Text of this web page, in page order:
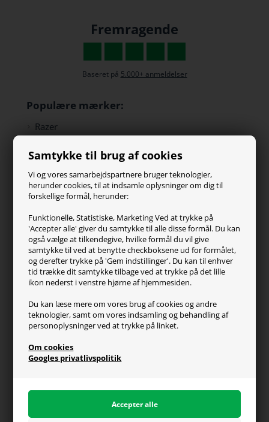
Samtykke til brug af cookies
Vi og vores samarbejdspartnere bruger teknologier,
herunder cookies, til at indsamle oplysninger om dig til
forskellige formål, herunder:
Funktionelle, Statistiske, Marketing Ved at trykke på
'Accepter alle' giver du samtykke til alle disse formål. Du kan
også vælge at tilkendegive, hvilke formål du vil give
samtykke til ved at benytte checkboksene ud for formålet,
og derefter trykke på 'Gem indstillinger'. Du kan til enhver
tid trække dit samtykke tilbage ved at trykke på det lille
ikon nederst i venstre hjørne af hjemmesiden.
Du kan læse mere om vores brug af cookies og andre
teknologier, samt om vores indsamling og behandling af
personoplysninger ved at trykke på linket.
Om cookies
Googles privatlivspolitik
Fremragende
Baseret på 5.000+ anmeldelser
Populære mærker:
Razer
SteelSeries
ZOWIE
Turtle Beach
Kundeservice
Kontakt os
FAQ
Handelsvilkår
Reklamation
Generel info
Om os
Fragt og levering